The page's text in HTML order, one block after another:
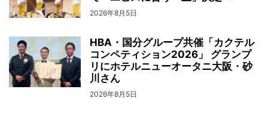
2026年8月5日
HBA・国分グループ共催「カクテル
コンペティション2026」 グランプ
リにホテルニューオータニ大阪・砂
川さん
2026年8月5日